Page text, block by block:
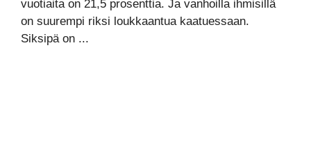
vuotiaita on 21,5 prosenttia. Ja vanhoilla ihmisillä
on suurempi riksi loukkaantua kaatuessaan.
Siksipä on ...